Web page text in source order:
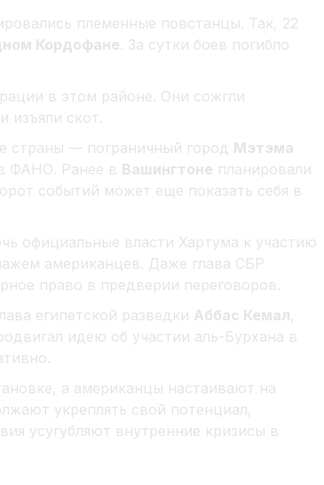
племенные повстанцы. Так, 22
Кордофане. За сутки боев погибло
в этом районе. Они сожгли
изъяли скот.
страны — пограничный город Мэтэма
ФАНО. Ранее в Вашингтоне планировали
событий может еще показать себя в
официальные власти Хартума к участию
американцев. Даже глава СБР
право в предверии переговоров.
египетской разведки Аббас Кемал,
идею об участии аль-Бурхана в
а американцы настаивают на
укреплять свой потенциал,
усугубляют внутренние кризисы в